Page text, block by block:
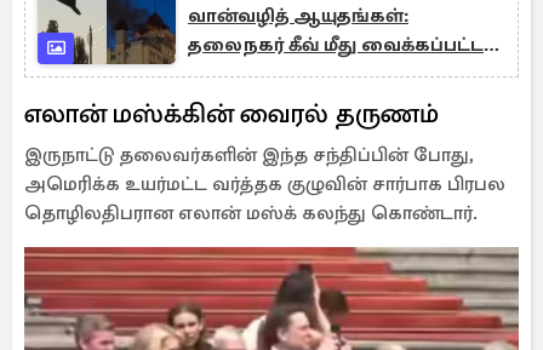
வான்வழித் ஆயுதங்கள்:
தலைநகர் கீவ் மீது வைக்கப்பட்ட
குறி
எலான் மஸ்க்கின் வைரல் தருணம்
இருநாட்டு தலைவர்களின் இந்த சந்திப்பின் போது,
அமெரிக்க உயர்மட்ட வர்த்தக குழுவின் சார்பாக பிரபல
தொழிலதிபரான எலான் மஸ்க் கலந்து கொண்டார்.